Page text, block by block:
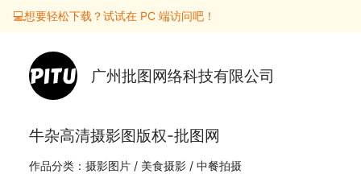
💻想要轻松下载？试试在 PC 端访问吧！
广州批图网络科技有限公司
牛杂高清摄影图版权-批图网
作品分类：摄影图片 / 美食摄影 / 中餐拍摄